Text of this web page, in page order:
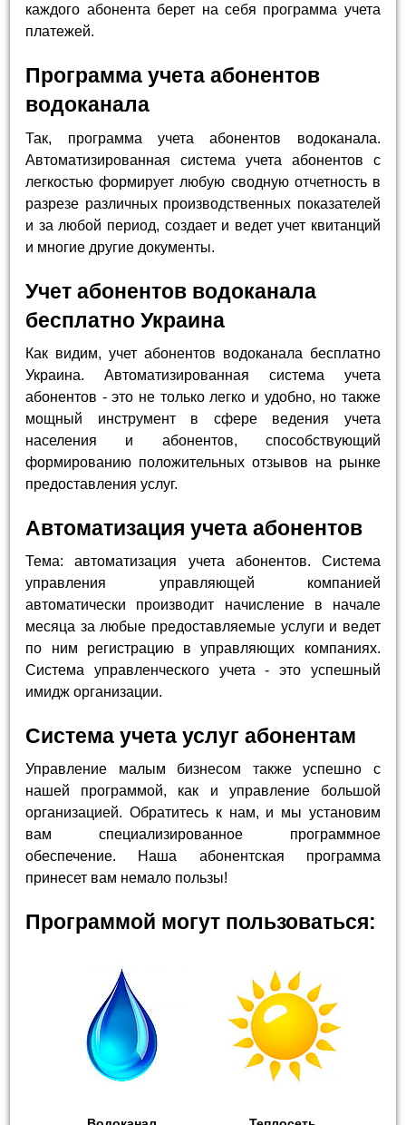
каждого абонента берет на себя программа учета
платежей.
Программа учета абонентов
водоканала
Так, программа учета абонентов водоканала.
Автоматизированная система учета абонентов с
легкостью формирует любую сводную отчетность в
разрезе различных производственных показателей
и за любой период, создает и ведет учет квитанций
и многие другие документы.
Учет абонентов водоканала
бесплатно Украина
Как видим, учет абонентов водоканала бесплатно
Украина. Автоматизированная система учета
абонентов - это не только легко и удобно, но также
мощный инструмент в сфере ведения учета
населения и абонентов, способствующий
формированию положительных отзывов на рынке
предоставления услуг.
Автоматизация учета абонентов
Тема: автоматизация учета абонентов. Система
управления управляющей компанией
автоматически производит начисление в начале
месяца за любые предоставляемые услуги и ведет
по ним регистрацию в управляющих компаниях.
Система управленческого учета - это успешный
имидж организации.
Система учета услуг абонентам
Управление малым бизнесом также успешно с
нашей программой, как и управление большой
организацией. Обратитесь к нам, и мы установим
вам специализированное программное
обеспечение. Наша абонентская программа
принесет вам немало пользы!
Программой могут пользоваться: